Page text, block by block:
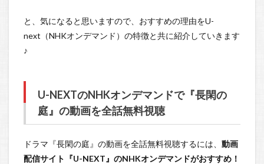
と、気になると思いますので、おすすめの理由をU-
next（NHKオンデマンド）の特徴と共に紹介していきます
♪
U-NEXTのNHKオンデマンドで『長閑の
庭』の動画を全話無料視聴
ドラマ『長閑の庭』の動画を全話無料視聴するには、 動画
配信サイト『U-NEXT』のNHKオンデマンドがおすすめ！